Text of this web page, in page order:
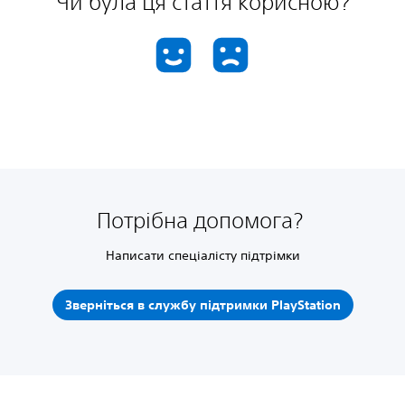
Потрібна допомога?
Написати спеціалісту підтрімки
Зверніться в службу підтримки PlayStation